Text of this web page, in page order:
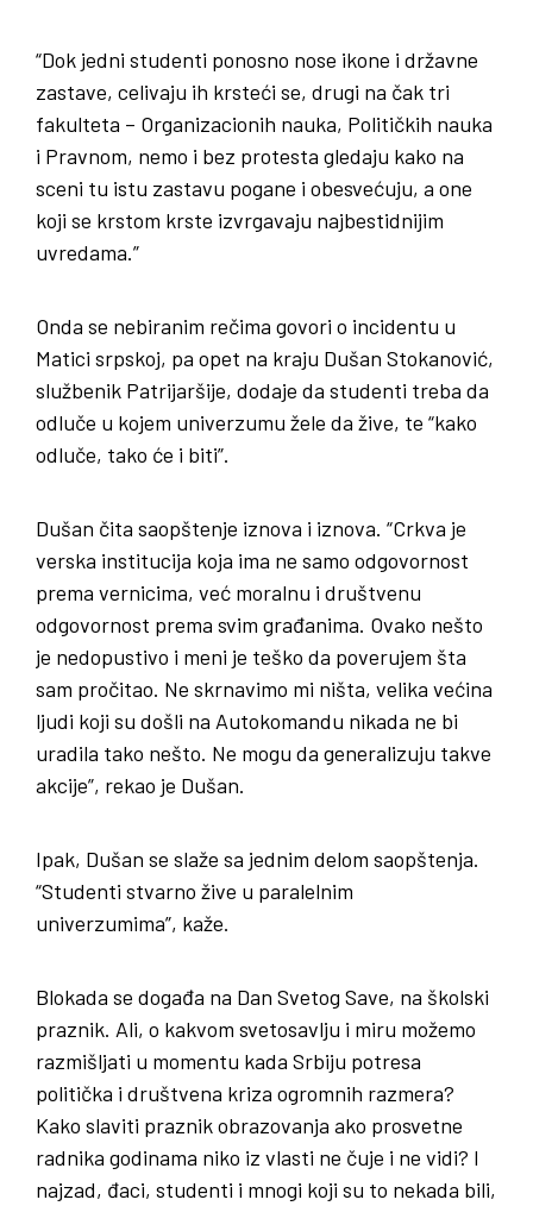
“Dok jedni studenti ponosno nose ikone i državne
zastave, celivaju ih krsteći se, drugi na čak tri
fakulteta – Organizacionih nauka, Političkih nauka
i Pravnom, nemo i bez protesta gledaju kako na
sceni tu istu zastavu pogane i obesvećuju, a one
koji se krstom krste izvrgavaju najbestidnijim
uvredama.”
Onda se nebiranim rečima govori o incidentu u
Matici srpskoj, pa opet na kraju Dušan Stokanović,
službenik Patrijaršije, dodaje da studenti treba da
odluče u kojem univerzumu žele da žive, te “kako
odluče, tako će i biti”.
Dušan čita saopštenje iznova i iznova. “Crkva je
verska institucija koja ima ne samo odgovornost
prema vernicima, već moralnu i društvenu
odgovornost prema svim građanima. Ovako nešto
je nedopustivo i meni je teško da poverujem šta
sam pročitao. Ne skrnavimo mi ništa, velika većina
ljudi koji su došli na Autokomandu nikada ne bi
uradila tako nešto. Ne mogu da generalizuju takve
akcije”, rekao je Dušan.
Ipak, Dušan se slaže sa jednim delom saopštenja.
“Studenti stvarno žive u paralelnim
univerzumima”, kaže.
Blokada se događa na Dan Svetog Save, na školski
praznik. Ali, o kakvom svetosavlju i miru možemo
razmišljati u momentu kada Srbiju potresa
politička i društvena kriza ogromnih razmera?
Kako slaviti praznik obrazovanja ako prosvetne
radnika godinama niko iz vlasti ne čuje i ne vidi? I
najzad, đaci, studenti i mnogi koji su to nekada bili,